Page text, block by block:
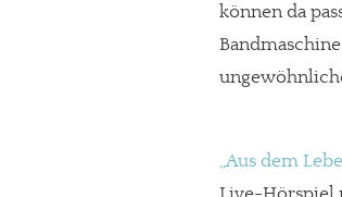
können da
„Aus dem